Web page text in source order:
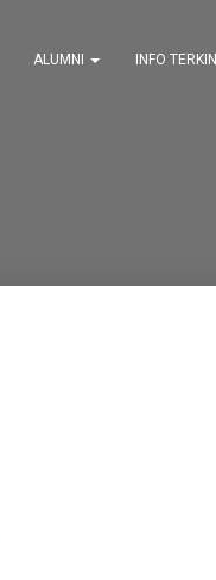
ALUMNI INFO TERKINI